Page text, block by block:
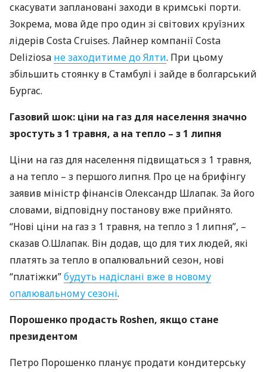
скасувати заплановані заходи в кримські порти.
Зокрема, мова йде про один зі світових круїзних
лідерів Costa Cruises. Лайнер компанії Costa
Deliziosa не заходитиме до Ялти. При цьому
збільшить стоянку в Стамбулі і зайде в болгарський
Бургас.
Газовий шок: ціни на газ для населення значно
зростуть з 1 травня, а на тепло – з 1 липня
Ціни на газ для населення підвищаться з 1 травня,
а на тепло – з першого липня. Про це на брифінгу
заявив міністр фінансів Олександр Шлапак. За його
словами, відповідну постанову вже прийнято.
“Нові ціни на газ з 1 травня, на тепло з 1 липня”, –
сказав О.Шлапак. Він додав, що для тих людей, які
платять за тепло в опалювальний сезон, нові
“платіжки”будуть надіслані вже в новому
опалювальному сезоні.
Порошенко продасть Roshen, якщо стане
президентом
Петро Порошенко планує продати кондитерську